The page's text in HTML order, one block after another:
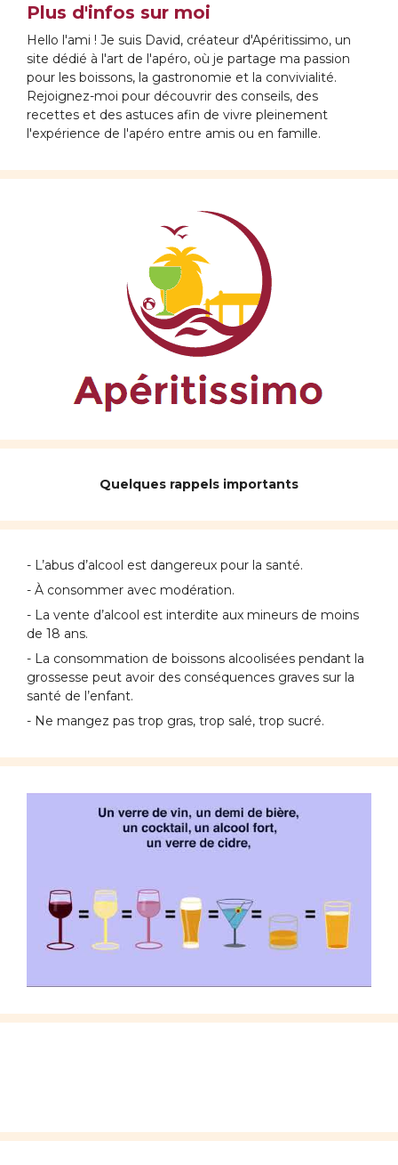
Plus d'infos sur moi
Hello l'ami ! Je suis David, créateur d'Apéritissimo, un
site dédié à l'art de l'apéro, où je partage ma passion
pour les boissons, la gastronomie et la convivialité.
Rejoignez-moi pour découvrir des conseils, des
recettes et des astuces afin de vivre pleinement
l'expérience de l'apéro entre amis ou en famille.
Quelques rappels importants
- L’abus d’alcool est dangereux pour la santé.
- À consommer avec modération.
- La vente d’alcool est interdite aux mineurs de moins
de 18 ans.
- La consommation de boissons alcoolisées pendant la
grossesse peut avoir des conséquences graves sur la
santé de l’enfant.
- Ne mangez pas trop gras, trop salé, trop sucré.